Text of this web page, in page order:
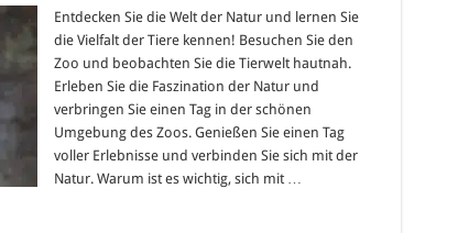
Entdecken Sie die Welt der Natur und lernen Sie
die Vielfalt der Tiere kennen! Besuchen Sie den
Zoo und beobachten Sie die Tierwelt hautnah.
Erleben Sie die Faszination der Natur und
verbringen Sie einen Tag in der schönen
Umgebung des Zoos. Genießen Sie einen Tag
voller Erlebnisse und verbinden Sie sich mit der
Natur. Warum ist es wichtig, sich mit …